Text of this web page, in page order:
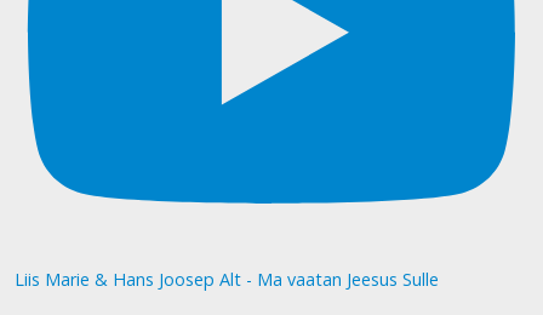
Liis Marie & Hans Joosep Alt - Ma vaatan Jeesus Sulle